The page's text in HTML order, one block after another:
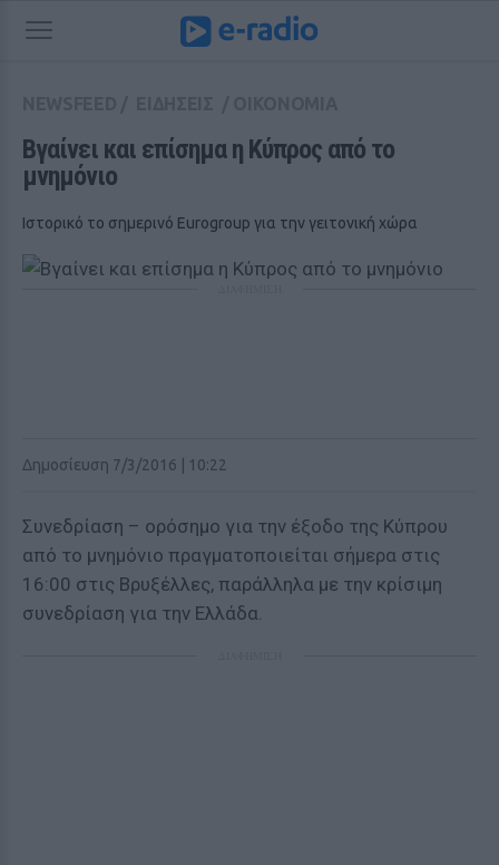
Βγαίνει και επίσημα η Κύπρος από το
μνημόνιο
Ιστορικό το σημερινό Eurogroup για την γειτονική χώρα
Δημοσίευση 7/3/2016 | 10:22
Συνεδρίαση – ορόσημο για την έξοδο της Κύπρου
από το μνημόνιο πραγματοποιείται σήμερα στις
16:00 στις Βρυξέλλες, παράλληλα με την κρίσιμη
συνεδρίαση για την Ελλάδα.